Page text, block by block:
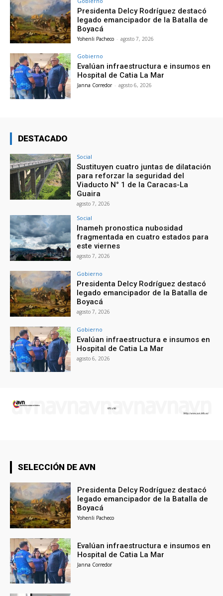
Presidenta Delcy Rodríguez destacó
legado emancipador de la Batalla de
Boyacá
Yohenli Pacheco - agosto 7, 2026
Gobierno
Evalúan infraestructura e insumos en
Hospital de Catia La Mar
Janna Corredor - agosto 6, 2026
DESTACADO
Social
Sustituyen cuatro juntas de dilatación
para reforzar la seguridad del
Viaducto N° 1 de la Caracas-La
Guaira
agosto 7, 2026
Social
Inameh pronostica nubosidad
fragmentada en cuatro estados para
este viernes
agosto 7, 2026
Gobierno
Presidenta Delcy Rodríguez destacó
legado emancipador de la Batalla de
Boyacá
agosto 7, 2026
Gobierno
Evalúan infraestructura e insumos en
Hospital de Catia La Mar
agosto 6, 2026
SELECCIÓN DE AVN
Presidenta Delcy Rodríguez destacó
legado emancipador de la Batalla de
Boyacá
Yohenli Pacheco
Evalúan infraestructura e insumos en
Hospital de Catia La Mar
Janna Corredor